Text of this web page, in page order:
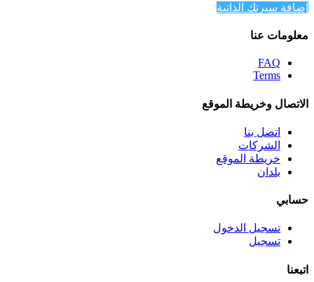
إضافة سيرتك الذاتية
معلومات عنا
FAQ
Terms
الاتصال وخريطة الموقع
اتصل بنا
الشركات
خريطة الموقع
بلدان
حسابي
تسجيل الدخول
تسجيل
اتبعنا